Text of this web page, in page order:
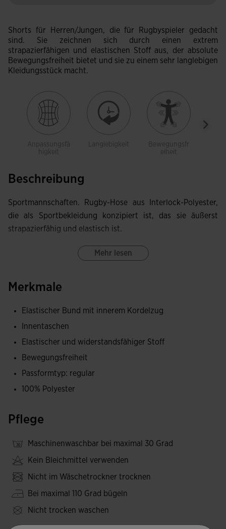
Shorts für Herren/Jungen, die für Rugbyspieler gedacht
sind. Sie zeichnen sich durch einen extrem
strapazierfähigen und elastischen Stoff aus, der absolute
Bewegungsfreiheit bietet und sie zu einem sehr langlebigen
Kleidungsstück macht.
Anpassungsfä
higkeit
Langlebigkeit
Bewegungsfr
eiheit
Beschreibung
Sportmannschaften. Rugby-Hose aus Interlock-Polyester,
die als Sportbekleidung konzipiert ist, das sie äußerst
strapazierfähig und elastisch ist.
Mehr lesen
Merkmale
Elastischer Bund mit innerem Kordelzug
Innentaschen
Elastischer und widerstandsfähiger Stoff
Bewegungsfreiheit
Passformtyp: regular
100% Polyester
Pflege
Maschinenwaschbar bei maximal 30 Grad
Kein Bleichmittel verwenden
Nicht im Wäschetrockner trocknen
Bei maximal 110 Grad bügeln
Nicht trocken waschen